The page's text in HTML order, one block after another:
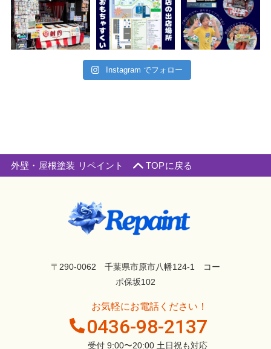
Instagram でフォロー
外壁・屋根塗装 リペイント TOPに戻る
〒290-0062 千葉県市原市八幡124-1 コー
ポ保坂102
お気軽にお電話ください！
0436-98-2137
受付 9:00〜20:00 土日祝も対応